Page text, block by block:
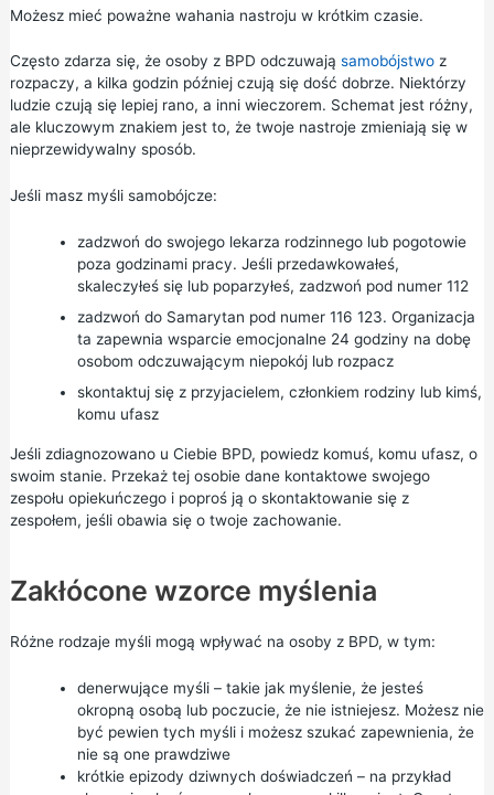
Możesz mieć poważne wahania nastroju w krótkim czasie.
Często zdarza się, że osoby z BPD odczuwają samobójstwoz
rozpaczy, a kilka godzin później czują się dość dobrze. Niektórzy
ludzie czują się lepiej rano, a inni wieczorem. Schemat jest różny,
ale kluczowym znakiem jest to, że twoje nastroje zmieniają się w
nieprzewidywalny sposób.
Jeśli masz myśli samobójcze:
zadzwoń do swojego lekarza rodzinnego lub pogotowie
poza godzinami pracy. Jeśli przedawkowałeś,
skaleczyłeś się lub poparzyłeś, zadzwoń pod numer 112
zadzwoń do Samarytan pod numer 116 123. Organizacja
ta zapewnia wsparcie emocjonalne 24 godziny na dobę
osobom odczuwającym niepokój lub rozpacz
skontaktuj się z przyjacielem, członkiem rodziny lub kimś,
komu ufasz
Jeśli zdiagnozowano u Ciebie BPD, powiedz komuś, komu ufasz, o
swoim stanie. Przekaż tej osobie dane kontaktowe swojego
zespołu opiekuńczego i poproś ją o skontaktowanie się z
zespołem, jeśli obawia się o twoje zachowanie.
Zakłócone wzorce myślenia
Różne rodzaje myśli mogą wpływać na osoby z BPD, w tym:
denerwujące myśli – takie jak myślenie, że jesteś
okropną osobą lub poczucie, że nie istniejesz. Możesz nie
być pewien tych myśli i możesz szukać zapewnienia, że
nie są one prawdziwe
krótkie epizody dziwnych doświadczeń – na przykład